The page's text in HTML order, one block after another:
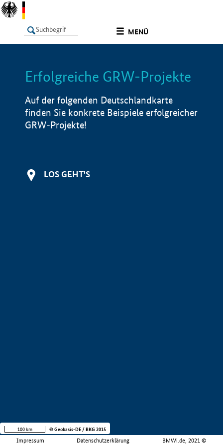
MENÜ
LISTE Info
Erfolgreiche GRW-Projekte
Auf der folgenden Deutschlandkarte
finden Sie konkrete Beispiele erfolgreicher
GRW-Projekte!
LOS GEHT'S
Impressum Datenschutzerklärung BMWi.de, 2021 ©
100 km © Geobasis-DE / BKG 2015